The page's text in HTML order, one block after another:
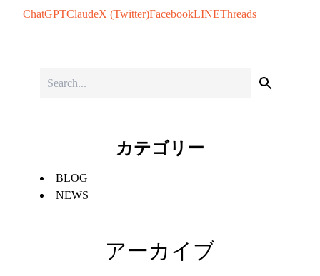
ChatGPTClaudeX (Twitter)FacebookLINEThreads
カテゴリー
BLOG
NEWS
アーカイブ